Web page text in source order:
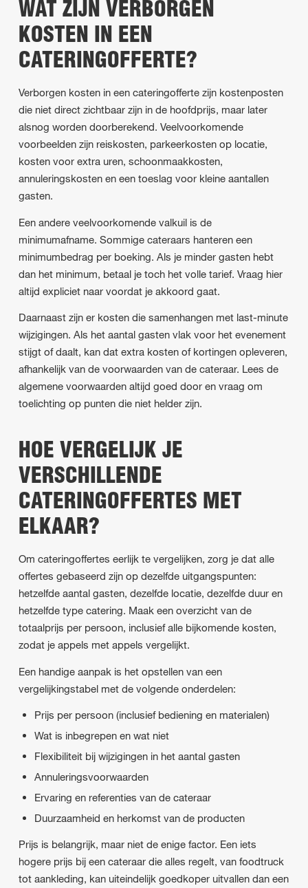
WAT ZIJN VERBORGEN
KOSTEN IN EEN
CATERINGOFFERTE?
Verborgen kosten in een cateringofferte zijn kostenposten
die niet direct zichtbaar zijn in de hoofdprijs, maar later
alsnog worden doorberekend. Veelvoorkomende
voorbeelden zijn reiskosten, parkeerkosten op locatie,
kosten voor extra uren, schoonmaakkosten,
annuleringskosten en een toeslag voor kleine aantallen
gasten.
Een andere veelvoorkomende valkuil is de
minimumafname. Sommige cateraars hanteren een
minimumbedrag per boeking. Als je minder gasten hebt
dan het minimum, betaal je toch het volle tarief. Vraag hier
altijd expliciet naar voordat je akkoord gaat.
Daarnaast zijn er kosten die samenhangen met last-minute
wijzigingen. Als het aantal gasten vlak voor het evenement
stijgt of daalt, kan dat extra kosten of kortingen opleveren,
afhankelijk van de voorwaarden van de cateraar. Lees de
algemene voorwaarden altijd goed door en vraag om
toelichting op punten die niet helder zijn.
HOE VERGELIJK JE
VERSCHILLENDE
CATERINGOFFERTES MET
ELKAAR?
Om cateringoffertes eerlijk te vergelijken, zorg je dat alle
offertes gebaseerd zijn op dezelfde uitgangspunten:
hetzelfde aantal gasten, dezelfde locatie, dezelfde duur en
hetzelfde type catering. Maak een overzicht van de
totaalprijs per persoon, inclusief alle bijkomende kosten,
zodat je appels met appels vergelijkt.
Een handige aanpak is het opstellen van een
vergelijkingstabel met de volgende onderdelen:
Prijs per persoon (inclusief bediening en materialen)
Wat is inbegrepen en wat niet
Flexibiliteit bij wijzigingen in het aantal gasten
Annuleringsvoorwaarden
Ervaring en referenties van de cateraar
Duurzaamheid en herkomst van de producten
Prijs is belangrijk, maar niet de enige factor. Een iets
hogere prijs bij een cateraar die alles regelt, van foodtruck
tot aankleding, kan uiteindelijk goedkoper uitvallen dan een